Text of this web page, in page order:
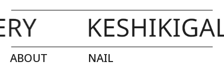
ABOUT
NAIL